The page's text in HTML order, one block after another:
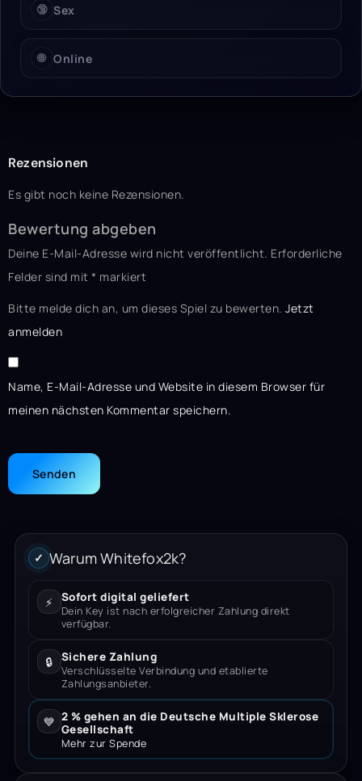
🔞 Sex
🌐 Online
Rezensionen
Es gibt noch keine Rezensionen.
Bewertung abgeben
Deine E-Mail-Adresse wird nicht veröffentlicht. Erforderliche
Felder sind mit * markiert
Bitte melde dich an, um dieses Spiel zu bewerten. Jetzt
anmelden
Name, E-Mail-Adresse und Website in diesem Browser für
meinen nächsten Kommentar speichern.
✓ Warum Whitefox2k?
⚡ Sofort digital geliefert
Dein Key ist nach erfolgreicher Zahlung direkt
verfügbar.
🔒 Sichere Zahlung
Verschlüsselte Verbindung und etablierte
Zahlungsanbieter.
💙 2 % gehen an die Deutsche Multiple Sklerose
Gesellschaft
Mehr zur Spende